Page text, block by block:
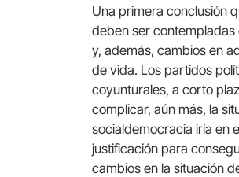
Una primera conclusión
deben ser
y, además, cambios en
de vida. Los partidos
coyunturales, a corto
complicar, aún más, la
socialdemocracia iría en
justificación para
cambios en la situación